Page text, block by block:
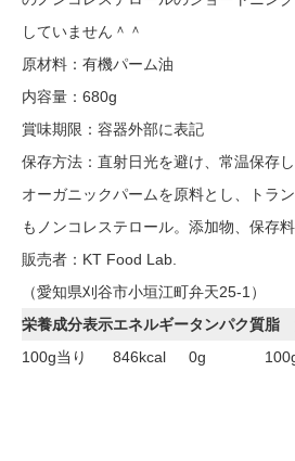
していません＾＾
原材料：有機パーム油
内容量：680g
賞味期限：容器外部に表記
保存方法：直射日光を避け、常温保存
オーガニックパームを原料とし、トラ
もノンコレステロール。添加物、保存
販売者：KT Food Lab.
（愛知県刈谷市小垣江町弁天25-1）
栄養成分表示エネルギータンパク質脂
100g当り
846kcal 0g